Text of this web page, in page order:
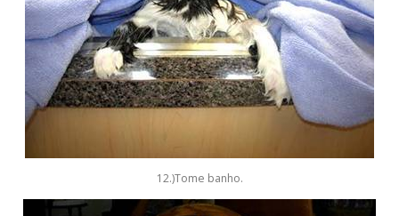
12.)Tome banho.